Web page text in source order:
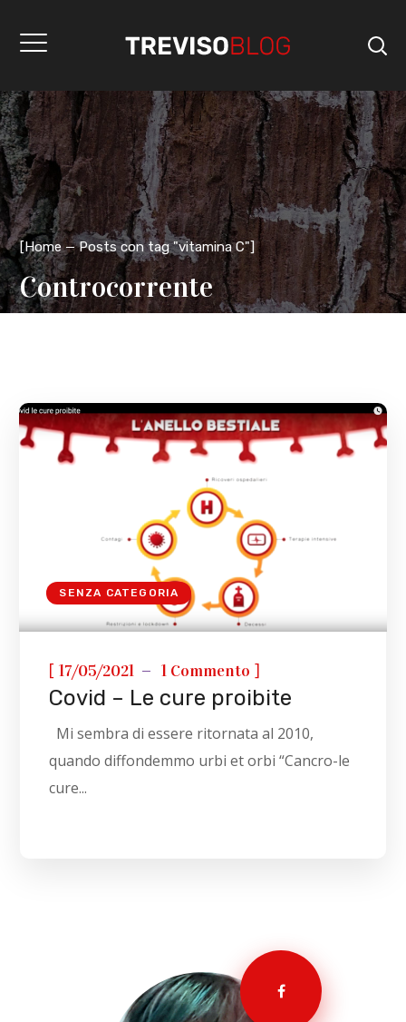
[Home Posts con tag "vitamina C"]
Controcorrente
SENZA CATEGORIA
[17/05/2021 1 Commento ]
Covid – Le cure proibite
Mi sembra di essere ritornata al 2010,
quando diffondemmo urbi et orbi “Cancro-le
cure...